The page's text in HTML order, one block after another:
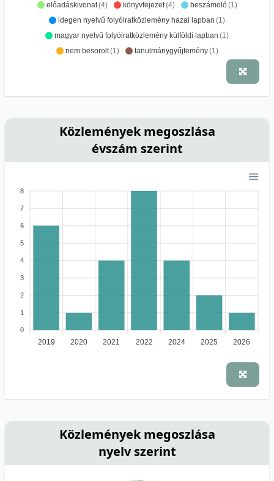
előadáskivonat(4) könyvfejezet(4) beszámoló(1)
idegen nyelvű folyóiratközlemény hazai lapban (1)
magyar nyelvű folyóiratközlemény külföldi lapban (1)
nem besorolt(1) tanulmánygyűjtemény(1)
Közlemények megoszlása
évszám szerint
8
7
6
5
4
3
2
1
0
2019 2020 2021 2022 2024 2025 2026
Közlemények megoszlása
nyelv szerint